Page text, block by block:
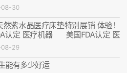
30
然紫水晶医疗床垫特别展销 体验！
认定 医疗机器 美国FDA认定 医
29
能有多少好运